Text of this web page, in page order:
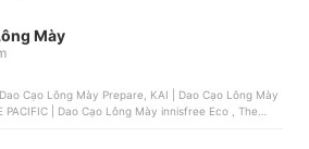
Mày
Cạo Lông Mày Prepare, KAI | Dao Cạo Lông Mày
PACIFIC | Dao Cạo Lông Mày innisfree Eco , The